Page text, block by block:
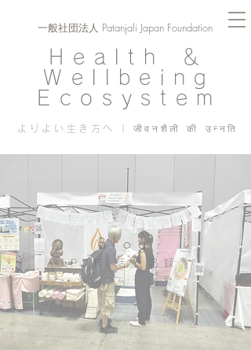
Health ＆
Wellbeing
Ecosystem
よりよい生き方へ | जीवनशैली की उन्नति
一般社団法人 Patanjali Japan Foundation
Blog
PJF ​活動記録